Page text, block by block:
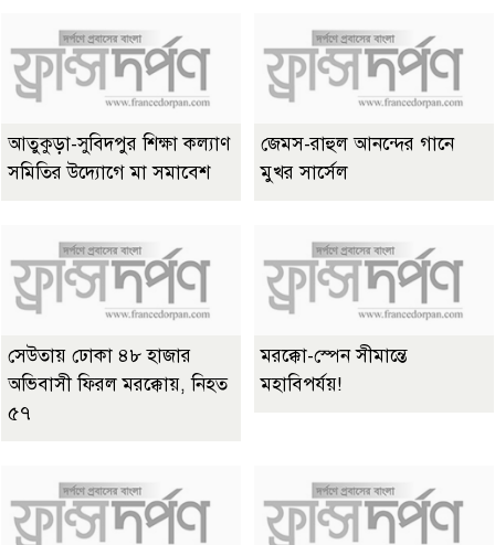
আতুকুড়া-সুবিদপুর শিক্ষা কল্যাণ
সমিতির উদ্যোগে মা সমাবেশ
জেমস-রাহুল আনন্দের গানে
মুখর সার্সেল
সেউতায় ঢোকা ৪৮ হাজার
অভিবাসী ফিরল মরক্কোয়, নিহত
৫৭
মরক্কো-স্পেন সীমান্তে
মহাবিপর্যয়!